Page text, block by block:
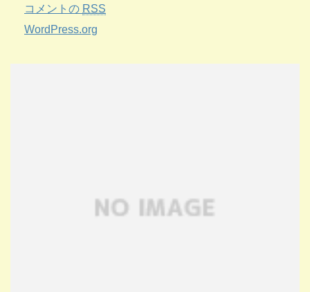
コメントの RSS
WordPress.org